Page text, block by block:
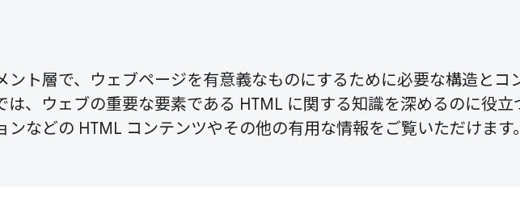
ント層で、ウェブページを有意義なものにするために必要な構造とコ
は、ウェブの重要な要素である HTML に関する知識を深めるのに役立
ンなどの HTML コンテンツやその他の有用な情報をご覧いただけます。